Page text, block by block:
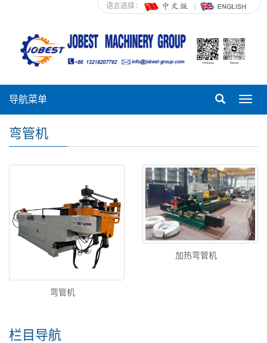
语言选择：
导航菜单
弯管机
弯管机
加热弯管机
栏目导航